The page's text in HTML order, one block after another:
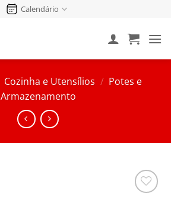
Calendário
Cozinha e Utensílios / Potes e
Armazenamento